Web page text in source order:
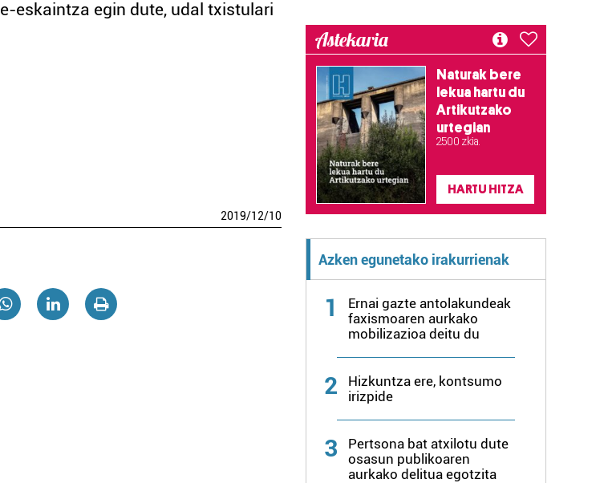
eskaintza egin dute, udal txistulari
2019/12/10
Astekaria
Naturak bere
lekua hartu du
Artikutzako
urtegian
2.500 zkia.
HARTU HITZA
Azken egunetako irakurrienak
1
Ernai gazte antolakundeak
faxismoaren aurkako
mobilizazioa deitu du
2
Hizkuntza ere, kontsumo
irizpide
3
Pertsona bat atxilotu dute
osasun publikoaren
aurkako delitua egotzita